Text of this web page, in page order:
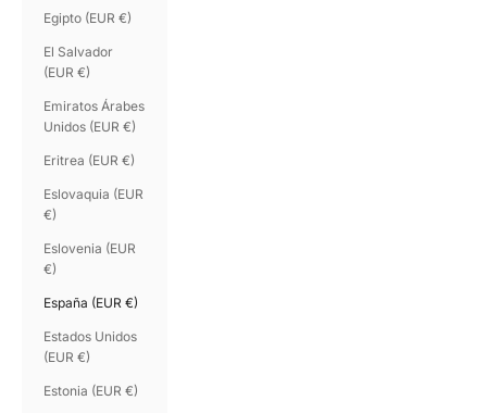
Egipto (EUR €)
El Salvador
(EUR €)
Emiratos Árabes
Unidos (EUR €)
Eritrea (EUR €)
Eslovaquia (EUR
€)
Eslovenia (EUR
€)
España (EUR €)
Estados Unidos
(EUR €)
Estonia (EUR €)